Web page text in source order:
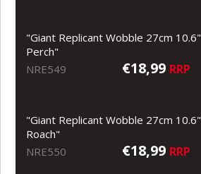
"Giant Replicant Wobble 27cm
Perch"
NRE549
€18,99 RRP
"Giant Replicant Wobble 27cm
Roach"
NRE550
€18,99 RRP